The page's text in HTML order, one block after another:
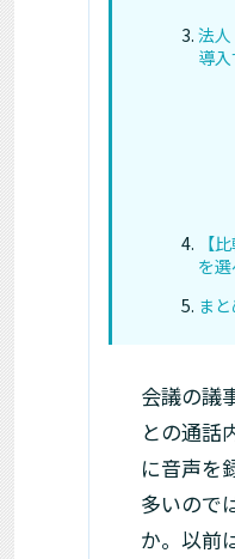
法
導
【
を
まと
会議の議
との通話
に音声を
多いので
か。以前